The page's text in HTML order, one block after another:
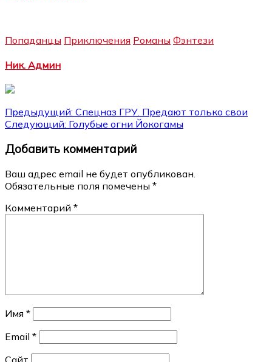
Попаданцы Приключения Романы Фэнтези
Ник. Админ
Навигация
по
записям
Предыдущий: Спецназ ГРУ. Предают только свои
Следующий: Голубые огни Йокогамы
Добавить комментарий
Ваш адрес email не будет опубликован.
Обязательные поля помечены *
Комментарий *
Имя *
Email *
Сайт